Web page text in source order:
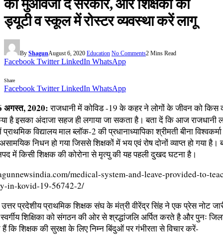
का मुआवजा दे सरकार, और शिक्षकों की
ड्यूटी व स्कूल में रोस्टर व्यवस्था करें लागू
By ShagunAugust 6, 2020 Education No Comments2 Mins Read
Facebook Twitter LinkedIn WhatsApp
Share
Facebook Twitter LinkedIn WhatsApp
2020:राजधानी में कोविड -19 के कहर ने लोगों के जीवन को किस
है इसका अंदाजा सहज ही लगाया जा सकता है। बता दें कि आज
विद्यालय माल ब्लॉक-2 की प्रधानाध्यापिका श्रीमती बीना
निधन हो गया जिससे शिक्षकों में भय एवं रोष दोनों व्याप्त हो गया है।
में किसी शिक्षक की कोरोना से मृत्यु की यह पहली दुखद घटना है।
medical-system-and-leave-provided-to-
in-kovid-19-56742-2/
प्रदेशीय प्राथमिक शिक्षक संघ के मंत्री वीरेंद्र सिंह ने एक प्रेस नोट
शिक्षिका को संगठन की ओर से श्रद्धांजलि अर्पित करते है और पुनः
कि शिक्षक की सुरक्षा के लिए निम्न बिंदुओं पर गंभीरता से विचार करें-